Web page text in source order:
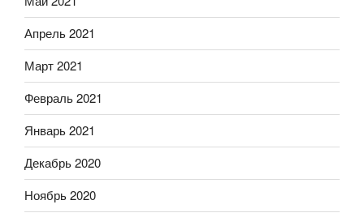
Апрель 2021
Март 2021
Февраль 2021
Январь 2021
Декабрь 2020
Ноябрь 2020